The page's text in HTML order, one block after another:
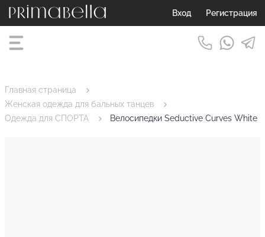
Вход Регистрация
Главная страница
Женская одежда для бальных танцев
Одежда для СПОРТА
Велосипедки Seductive Curves White